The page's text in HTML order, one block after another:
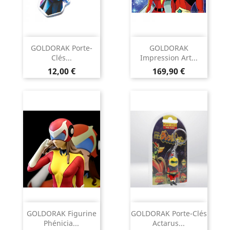
GOLDORAK Porte-
Clés...
Prix
12,00 €
GOLDORAK
Impression Art...
Prix
169,90 €
GOLDORAK Figurine
Phénicia...
GOLDORAK Porte-Clés
Actarus...